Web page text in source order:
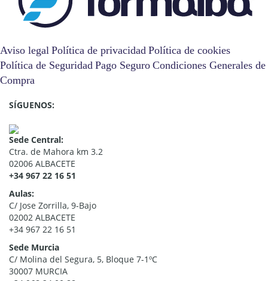
Aviso legal Política de privacidad Política de cookies
Política de Seguridad Pago Seguro Condiciones Generales de
Compra
SÍGUENOS:
Sede Central:
Ctra. de Mahora km 3.2
02006 ALBACETE
+34 967 22 16 51
Aulas:
C/ Jose Zorrilla, 9-Bajo
02002 ALBACETE
+34 967 22 16 51
Sede Murcia
C/ Molina del Segura, 5, Bloque 7-1ºC
30007 MURCIA